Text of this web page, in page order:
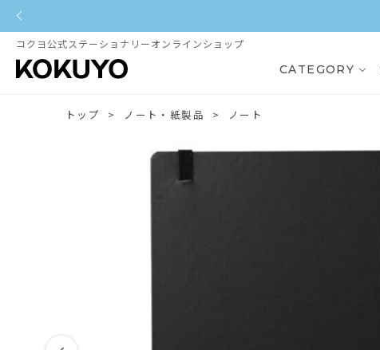
コクヨ公式ステーショナリーオンラインショップ
CATEGORY
トップ ノート・紙製品 ノート